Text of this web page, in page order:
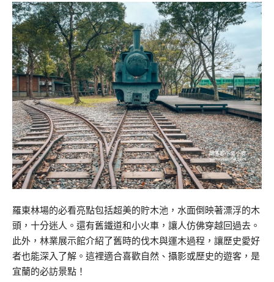
羅東林場的必看亮點包括超美的貯木池，水面倒映著漂浮的木
頭，十分迷人。還有舊鐵道和小火車，讓人仿佛穿越回過去。
此外，林業展示館介紹了舊時的伐木與運木過程，讓歷史愛好
者也能深入了解。這裡適合喜歡自然、攝影或歷史的遊客，是
宜蘭的必訪景點！